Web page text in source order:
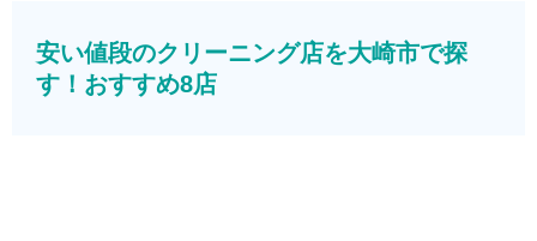
安い値段のクリーニング店を大崎市で探
す！おすすめ8店